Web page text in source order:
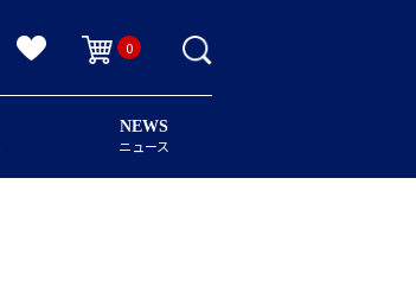
0
NEWS
ニュース